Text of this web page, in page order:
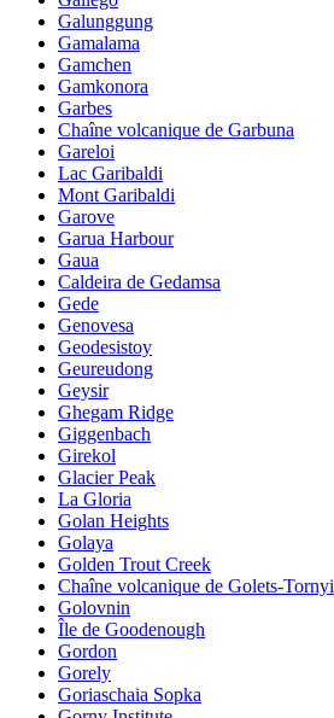
Galunggung
Gamalama
Gamchen
Gamkonora
Garbes
Chaîne volcanique de Garbuna
Gareloi
Lac Garibaldi
Mont Garibaldi
Garove
Garua Harbour
Gaua
Caldeira de Gedamsa
Gede
Genovesa
Geodesistoy
Geureudong
Geysir
Ghegam Ridge
Giggenbach
Girekol
Glacier Peak
La Gloria
Golan Heights
Golaya
Golden Trout Creek
Chaîne volcanique de Golets-Tornyi
Golovnin
Île de Goodenough
Gordon
Gorely
Goriaschaia Sopka